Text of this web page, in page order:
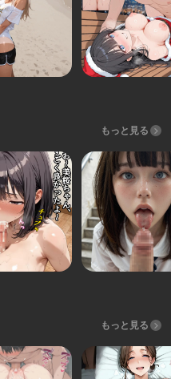
もっと見る
もっと見る